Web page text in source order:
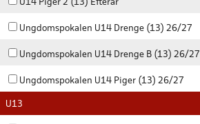
U14 Piger 2 (13) Efterår
Ungdomspokalen U14 Drenge (13) 26/27
Ungdomspokalen U14 Drenge B (13) 26/27
Ungdomspokalen U14 Piger (13) 26/27
U13